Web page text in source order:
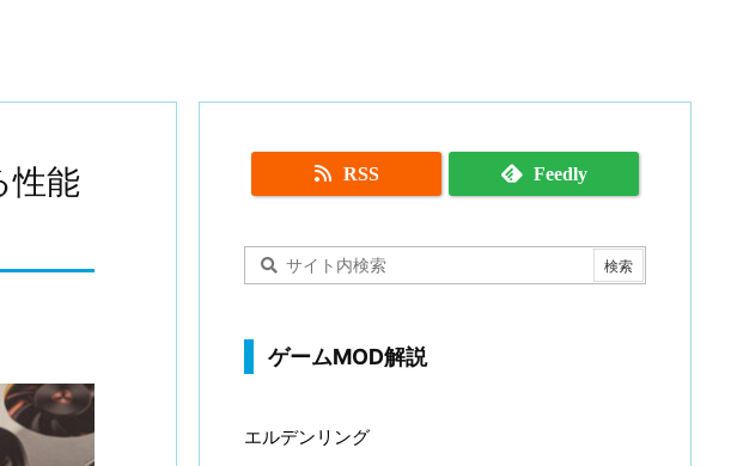
性能
RSS Feedly
ゲームMOD解説
エルデンリング